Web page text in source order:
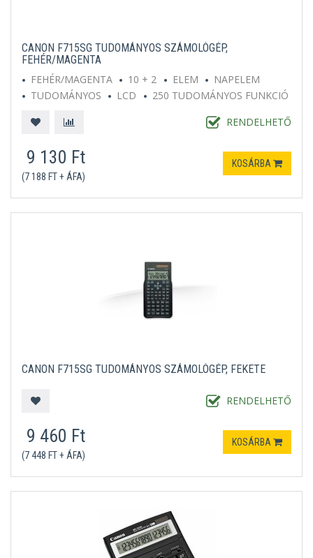
CANON F715SG TUDOMÁNYOS SZÁMOLÓGÉP,
FEHÉR/MAGENTA
FEHÉR/MAGENTA
10 + 2 ELEM
NAPELEM
TUDOMÁNYOS
LCD 250 TUDOMÁNYOS FUNKCIÓ
RENDELHETŐ
9 130 Ft
(7 188 FT + ÁFA)
KOSÁRBA
CANON F715SG TUDOMÁNYOS SZÁMOLÓGÉP, FEKETE
RENDELHETŐ
9 460 Ft
(7 448 FT + ÁFA)
KOSÁRBA